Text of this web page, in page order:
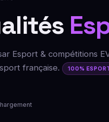
Esport & compétitions
française.
100%